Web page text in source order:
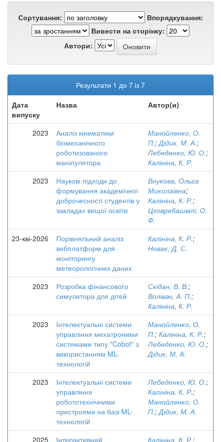
Сортування:
Впорядкування:
Вивести на сторінку:
Автори:
Результати 1 до 7 із 7
Дата
випуску
Назва Автор(и)
2023
Аналіз кінематики
біомеханічного
роботизованого
маніпулятора
Манойленко, О.
П.;Дідик, М. А.;
Лебеденко, Ю. О.;
Калініна, К. Р.
2023
Наукові підходи до
формування академічної
доброчесності студентів у
закладах вищої освіти
Внукова, Ольга
Миколаївна;
Калініна, К. Р.;
Цховребашвілі, О.
Ф.
23-кві-2026
Порівняльний аналіз
вебплатформ для
моніторингу
метеорологічних даних
Калініна, К. Р.;
Новак, Д. С.
2023
Розробка фінансового
симулятора для дітей
Скідан, В. В.;
Волівач, А. П.;
Калініна, К. Р.
2023
Інтелектуальні системи
управління мехатроними
системами типу "Cobot" з
використанням ML-
технологій
Манойленко, О.
П.; Калініна, К. Р.;
Лебеденко, Ю. О.;
Дідик, М. А.
2023
Інтелектуальні системи
управління
робототехнічними
пристроями на базі ML-
технологій
Лебеденко, Ю. О.;
Калініна, К. Р.;
Манойленко, О.
П.;Дідик, М. А.
2025 Інтерактивний Калініна, К. Р.;